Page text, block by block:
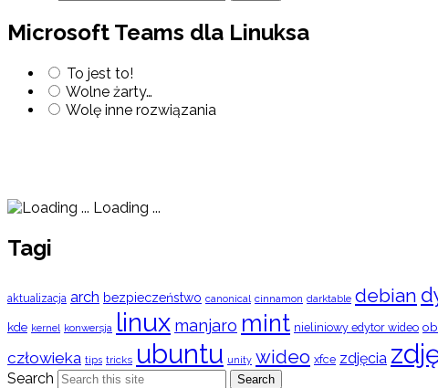
Microsoft Teams dla Linuksa
To jest to!
Wolne żarty…
Wolę inne rozwiązania
Loading ...
Tagi
aktualizacja arch bezpieczeństwo canonical cinnamon darktable debian
kde kernel konwersja linux manjaro mint nieliniowy edytor wideo
człowieka tips tricks ubuntu unity wideo xfce zdjęcia
Search Search